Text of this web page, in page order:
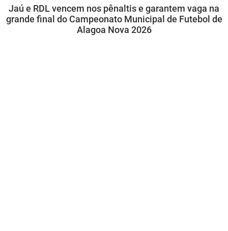
Jaú e RDL vencem nos pênaltis e garantem vaga na
grande final do Campeonato Municipal de Futebol de
Alagoa Nova 2026